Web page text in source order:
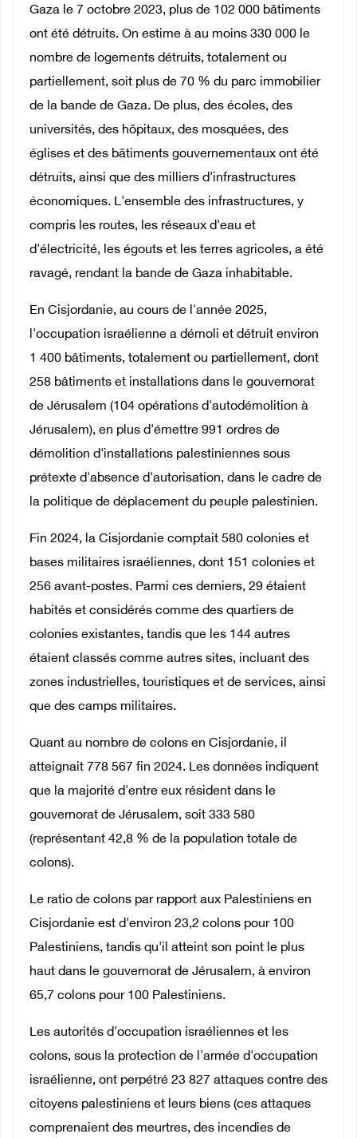
Gaza le 7 octobre 2023, plus de 102 000 bâtiments
ont été détruits. On estime à au moins 330 000 le
nombre de logements détruits, totalement ou
partiellement, soit plus de 70 % du parc immobilier
de la bande de Gaza. De plus, des écoles, des
universités, des hôpitaux, des mosquées, des
églises et des bâtiments gouvernementaux ont été
détruits, ainsi que des milliers d'infrastructures
économiques. L'ensemble des infrastructures, y
compris les routes, les réseaux d'eau et
d'électricité, les égouts et les terres agricoles, a été
ravagé, rendant la bande de Gaza inhabitable.
En Cisjordanie, au cours de l'année 2025,
l'occupation israélienne a démoli et détruit environ
1 400 bâtiments, totalement ou partiellement, dont
258 bâtiments et installations dans le gouvernorat
de Jérusalem (104 opérations d'autodémolition à
Jérusalem), en plus d'émettre 991 ordres de
démolition d'installations palestiniennes sous
prétexte d'absence d'autorisation, dans le cadre de
la politique de déplacement du peuple palestinien.
Fin 2024, la Cisjordanie comptait 580 colonies et
bases militaires israéliennes, dont 151 colonies et
256 avant-postes. Parmi ces derniers, 29 étaient
habités et considérés comme des quartiers de
colonies existantes, tandis que les 144 autres
étaient classés comme autres sites, incluant des
zones industrielles, touristiques et de services, ainsi
que des camps militaires.
Quant au nombre de colons en Cisjordanie, il
atteignait 778 567 fin 2024. Les données indiquent
que la majorité d'entre eux résident dans le
gouvernorat de Jérusalem, soit 333 580
(représentant 42,8 % de la population totale de
colons).
Le ratio de colons par rapport aux Palestiniens en
Cisjordanie est d'environ 23,2 colons pour 100
Palestiniens, tandis qu'il atteint son point le plus
haut dans le gouvernorat de Jérusalem, à environ
65,7 colons pour 100 Palestiniens.
Les autorités d'occupation israéliennes et les
colons, sous la protection de l'armée d'occupation
israélienne, ont perpétré 23 827 attaques contre des
citoyens palestiniens et leurs biens (ces attaques
comprenaient des meurtres, des incendies de